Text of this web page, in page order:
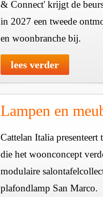
& Connect' krijgt de
in 2027 een tweede
en woonbranche bij.
lees verder
Lampen en
Cattelan Italia
die het woonconcept
modulaire
plafondlamp San Marco.